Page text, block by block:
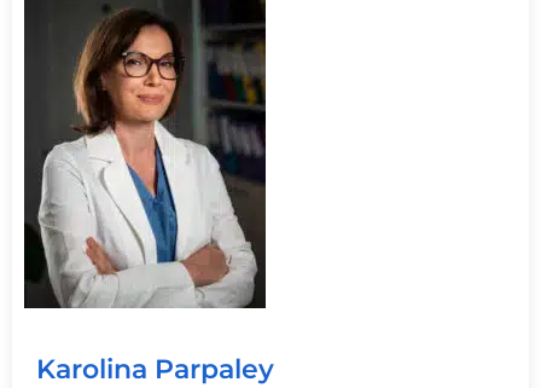
Karolina Parpaley